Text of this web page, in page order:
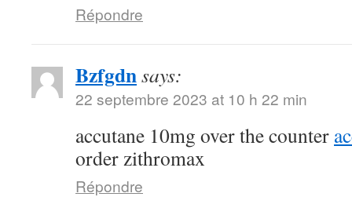
Répondre
Bzfgdnsays:
22 septembre 2023 at 10 h 22 min
accutane 10mg over the counter
order zithromax
Répondre